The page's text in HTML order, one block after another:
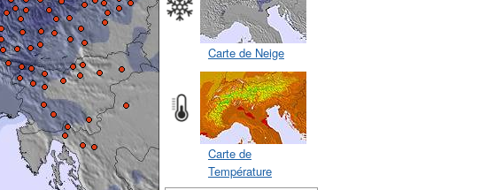
Carte de Neige
Carte de
Température